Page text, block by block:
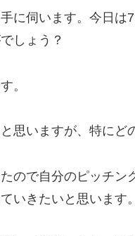
に伺います。今日は
しょう？
。
思いますが、特にど
ので自分のピッチ
いきたいと思います。